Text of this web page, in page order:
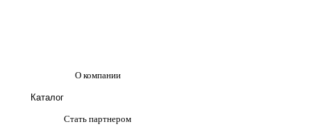
О компании
Каталог
Стать партнером